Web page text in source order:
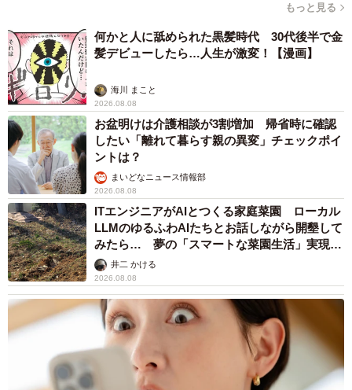
像）
7/14
芸能人・有名人と一般人のいずれかに誹謗中傷したことが「ある」と回
答した人の割合（提供画像）
一方、「一般人（芸能人や有名人以外）に誹謗中傷したこ
とがある」と答えた人は全体の5.2％で、「芸能人や有名人
に誹謗中傷をしたことがある」と答えた人を合算すると、
もっと見る
何かと人に舐められた黒髪時代 30代後半で金
髪デビューしたら…人生が激変！【漫画】
海川 まこと
2026.08.08
お盆明けは介護相談が3割増加 帰省時に確認
したい「離れて暮らす親の異変」チェックポイ
ントは？
まいどなニュース情報部
2026.08.08
ITエンジニアがAIとつくる家庭菜園 ローカル
LLMのゆるふわAIたちとお話しながら開墾して
みたら… 夢の「スマートな菜園生活」実現な
るか井二 かける
2026.08.08